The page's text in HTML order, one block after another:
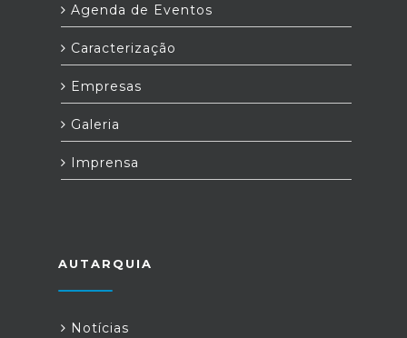
Agenda de Eventos
Caracterização
Empresas
Galeria
Imprensa
AUTARQUIA
Notícias